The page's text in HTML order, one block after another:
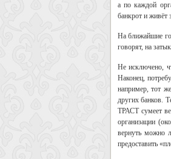
а по каждой
банкрот и живёт
На ближайшие
говорят, на
Не исключено,
Наконец,
например, тот
других банков.
ТРАСТ сумеет
организации
вернуть можно
предоставить